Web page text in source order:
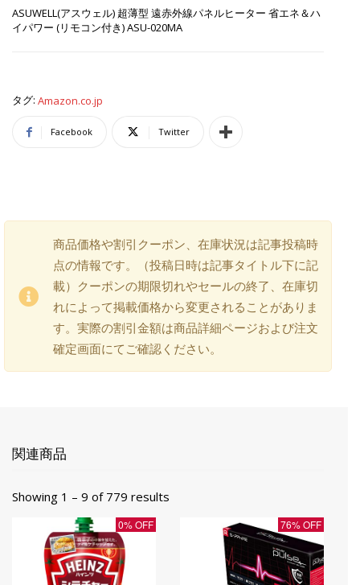
ASUWELL(アスウェル) 超薄型 遠赤外線パネルヒーター 省エネ＆ハ
イパワー (リモコン付き) ASU-020MA
タグ: Amazon.co.jp
Facebook Twitter
商品価格や割引クーポン、在庫状況は記事投稿時
点の情報です。（投稿日時は記事タイトル下に記
載）クーポンの期限切れやセールの終了、在庫切
れによって掲載価格から変更されることがありま
す。実際の割引金額は商品詳細ページおよび注文
確定画面にてご確認ください。
関連商品
Showing 1 – 9 of 779 results
0% OFF 76% OFF